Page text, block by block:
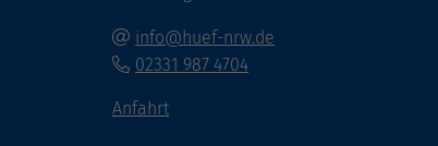
info@huef-nrw.de
02331 987 4704
Anfahrt